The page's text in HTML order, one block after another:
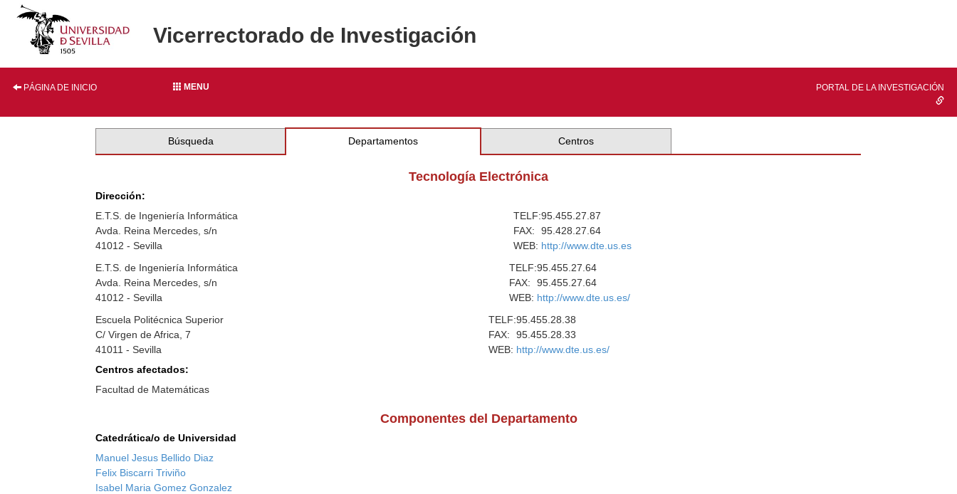
Vicerrectorado de Investigación
PÁGINA DE INICIO MENU PORTAL DE LA INVESTIGACIÓN
Búsqueda Departamentos Centros
Tecnología Electrónica
Dirección:
E.T.S. de Ingeniería Informática
Avda. Reina Mercedes, s/n
41012 - Sevilla
TELF:95.455.27.87
FAX:
95.428.27.64
WEB: http://www.dte.us.es
E.T.S. de Ingeniería Informática
Avda. Reina Mercedes, s/n
41012 - Sevilla
TELF:95.455.27.64
FAX:
95.455.27.64
WEB: http://www.dte.us.es/
Escuela Politécnica Superior
C/ Virgen de Africa, 7
41011 - Sevilla
TELF:95.455.28.38
FAX:
95.455.28.33
WEB: http://www.dte.us.es/
Centros afectados:
Facultad de Matemáticas
Componentes del Departamento
Catedrática/o de Universidad
Manuel Jesus Bellido Diaz
Felix Biscarri Triviño
Isabel Maria Gomez Gonzalez